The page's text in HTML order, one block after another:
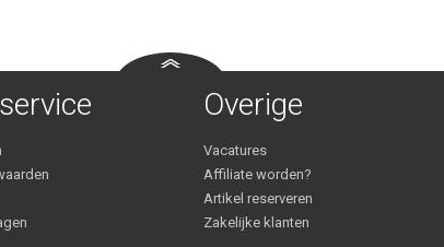
Overige
Vacatures
Affiliate worden?
Artikel reserveren
Zakelijke klanten